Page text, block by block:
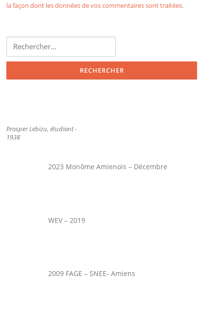
la façon dont les données de vos commentaires sont traitées.
Rechercher :
Prosper Lebizu, étudiant -
1938
2023 Monôme Amienois – Décembre
WEV – 2019
2009 FAGE – SNEE- Amiens